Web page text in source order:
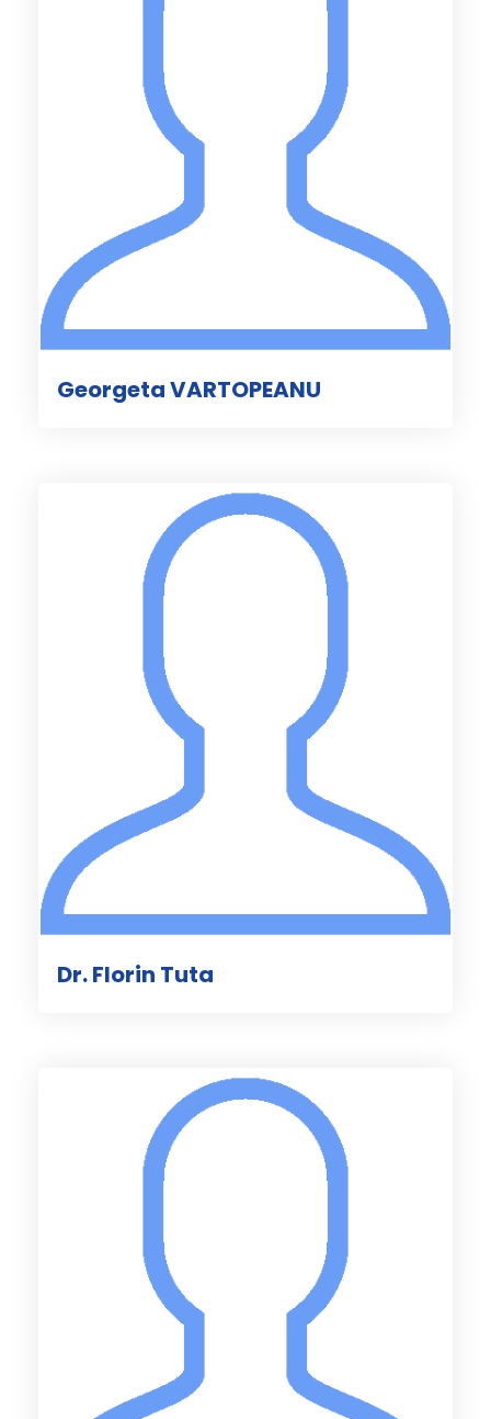
Georgeta VARTOPEANU
Dr. Florin Tuta